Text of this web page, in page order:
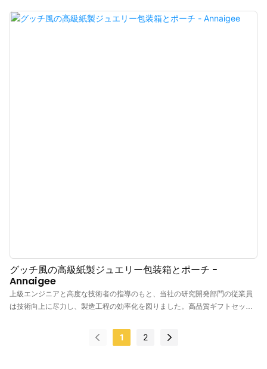
ィッシュペーパー、ショッピングバッグ、ギフトボックスが非常に有用であ
グッチ風の高級紙製ジュエリー包装箱とポーチ -
Annaigee
上級エンジニアと高度な技術者の指導のもと、当社の研究開発部門の従業員
は技術向上に尽力し、製造工程の効率化を図りました。高品質ギフトセット
の分野で、当社の製品は高い評価を得ています。
1 2